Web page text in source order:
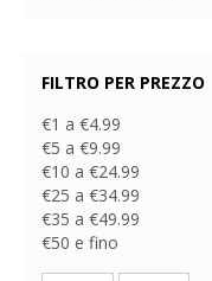
FILTRO PER PREZZO
€1 a €4.99
€5 a €9.99
€10 a €24.99
€25 a €34.99
€35 a €49.99
€50 e fino